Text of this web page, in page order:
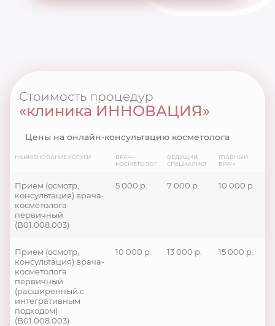
Стоимость процедур
«клиника ИННОВАЦИЯ»
Цены на онлайн-консультацию косметолога
НАИМЕНОВАНИЕ УСЛУГИ
ВРАЧ-
КОСМЕТОЛОГ
ВЕДУЩИЙ
СПЕЦИАЛИСТ
ГЛАВНЫЙ
ВРАЧ
Прием (осмотр,
консультация) врача-
косметолога
первичный
(B01.008.003)
5 000 р. 7 000 р. 10 000 р.
Прием (осмотр,
консультация) врача-
косметолога
первичный
(расширенный с
интегративным
подходом)
(B01.008.003)
10 000 р. 13 000 р. 15 000 р.